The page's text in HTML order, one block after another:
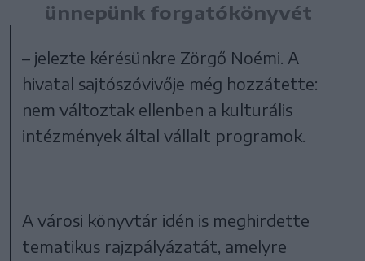
ünnepünk forgatókönyvét
– jelezte kérésünkre Zörgő Noémi. A
hivatal sajtószóvivője még hozzátette:
nem változtak ellenben a kulturális
intézmények által vállalt programok.
A városi könyvtár idén is meghirdette
tematikus rajzpályázatát, amelyre